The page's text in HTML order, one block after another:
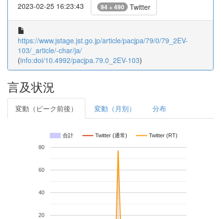
2023-02-25 16:23:43 94 + 490 Twitter
https://www.jstage.jst.go.jp/article/pacjpa/79/0/79_2EV-
103/_article/-char/ja/
(info:doi/10.4992/pacjpa.79.0_2EV-103)
言及状況
変動（ピーク前後） 変動（月別） 分布
合計 Twitter (通常) Twitter (RT)
20
40
60
80